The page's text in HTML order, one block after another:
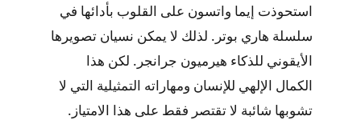
استحوذت إيما واتسون على القلوب بأدائها في
سلسلة هاري بوتر. لذلك لا يمكن نسيان تصويرها
الأيقوني للذكاء هيرميون جرانجر. لكن هذا
الكمال الإلهي للإنسان ومهاراته التمثيلية التي لا
تشوبها شائبة لا تقتصر فقط على هذا الامتياز.